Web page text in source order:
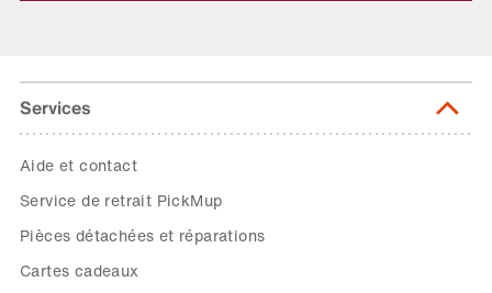
Services
Aide et contact
Service de retrait PickMup
Pièces détachées et réparations
Cartes cadeaux